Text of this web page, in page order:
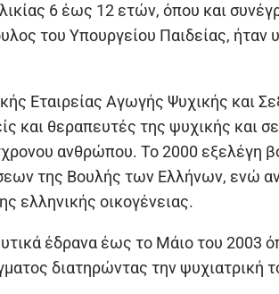
6 έως 12 ετών, όπου και
του Υπουργείου Παιδείας,
Εταιρείας Αγωγής Ψυχικής και
και θεραπευτές της ψυχικής και
ανθρώπου. Το 2000 εξελέγη
της Βουλής των Ελλήνων, ενώ
ελληνικής οικογένειας.
έδρανα έως το Μάιο του 2003
διατηρώντας την ψυχιατρική